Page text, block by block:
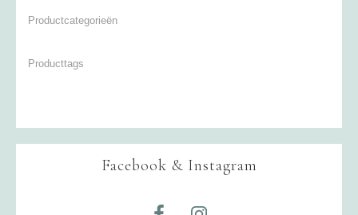
Facebook & Instagram